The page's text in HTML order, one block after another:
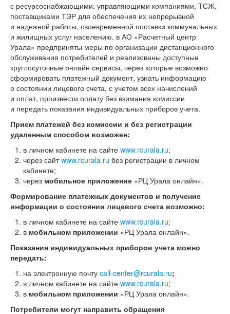
с ресурсоснабжающими, управляющими компаниями, ТСЖ,
поставщиками ТЭР для обеспечения их непрерывной
и надежной работы, своевременной поставки коммунальных
и жилищных услуг населению, в АО «Расчетный центр
Урала» предприняты меры по организации дистанционного
обслуживания потребителей и реализованы доступные
круглосуточные онлайн сервисы, через которые возможно
сформировать платежный документ, узнать информацию
о состоянии лицевого счета, с учетом всех начислений
и оплат, произвести оплату без взимания комиссии
и передать показания индивидуальных приборов учета.
Прием платежей без комиссии и без регистрации
удаленным способом возможен:
в личном кабинете на сайте www.rcurala.ru;
через сайтwww.rcurala.ru без регистрации в личном
кабинете;
через мобильное приложение «РЦ Урала онлайн».
Формирование платежных документов и получение
информации о состоянии лицевого счета возможно:
в личном кабинете на сайте www.rcurala.ru;
в мобильном приложении «РЦ Урала онлайн».
Показания индивидуальных приборов учета можно
передать:
на электронную почту call-center@rcurala.ru;
в личном кабинете на сайте www.rcurala.ru;
в мобильном приложении «РЦ Урала онлайн».
Потребители могут направить обращения